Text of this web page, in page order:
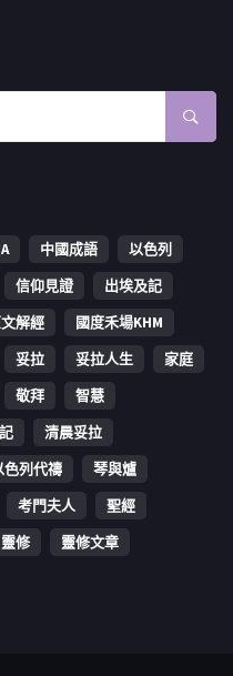
中國成語
以色列
信仰見證
出埃及記
解經
國度禾場KHM
妥拉 妥拉人生
家庭
敬拜
智慧
清晨妥拉
色列代禱
琴與爐
考門夫人
聖經
靈修 靈修文章